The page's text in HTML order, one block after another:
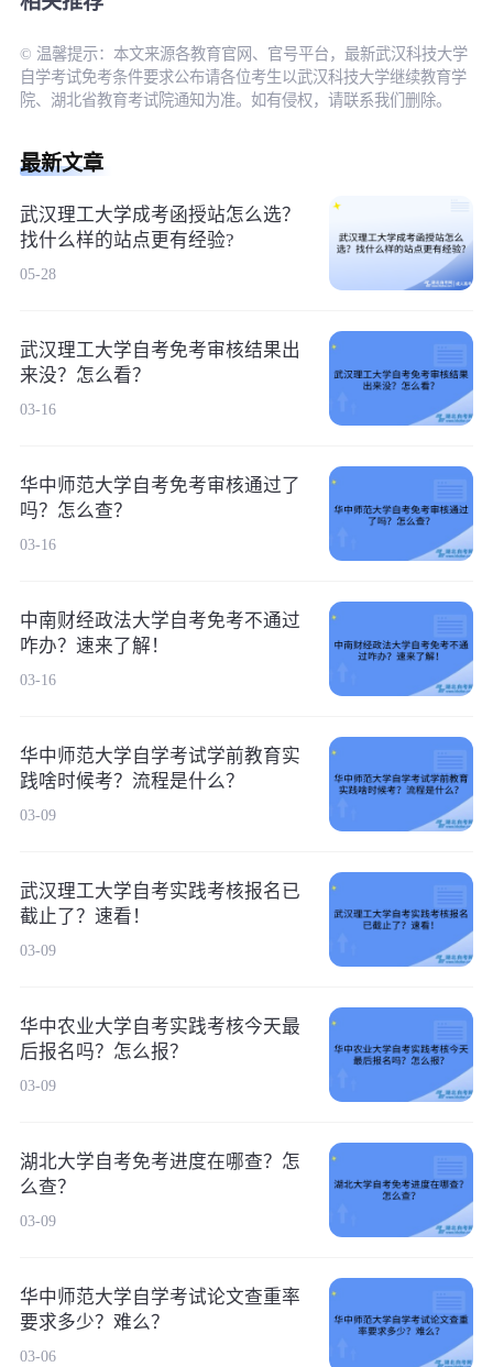
© 温馨提示：本文来源各教育官网、官号平台，最新武汉科技大学
自学考试免考条件要求公布请各位考生以武汉科技大学继续教育学
院、湖北省教育考试院通知为准。如有侵权，请联系我们删除。
最新文章
武汉理工大学成考函授站怎么选？
找什么样的站点更有经验?
05-28
武汉理工大学自考免考审核结果出
来没？怎么看？
03-16
华中师范大学自考免考审核通过了
吗？怎么查？
03-16
中南财经政法大学自考免考不通过
咋办？速来了解！
03-16
华中师范大学自学考试学前教育实
践啥时候考？流程是什么？
03-09
武汉理工大学自考实践考核报名已
截止了？速看！
03-09
华中农业大学自考实践考核今天最
后报名吗？怎么报？
03-09
湖北大学自考免考进度在哪查？怎
么查？
03-09
华中师范大学自学考试论文查重率
要求多少？难么？
03-06